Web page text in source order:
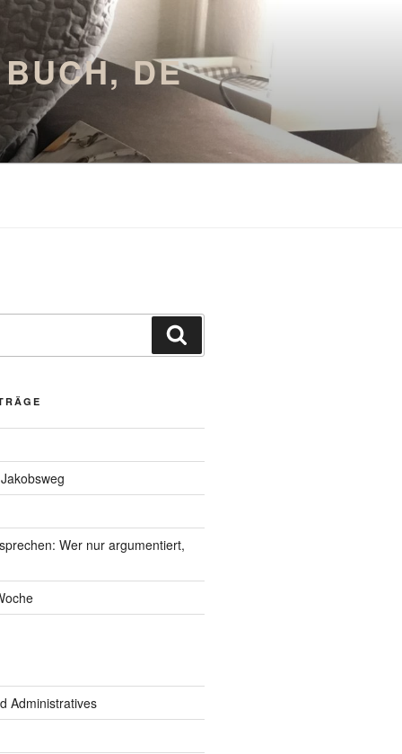
DE
Wer nur argumentiert,
Administratives